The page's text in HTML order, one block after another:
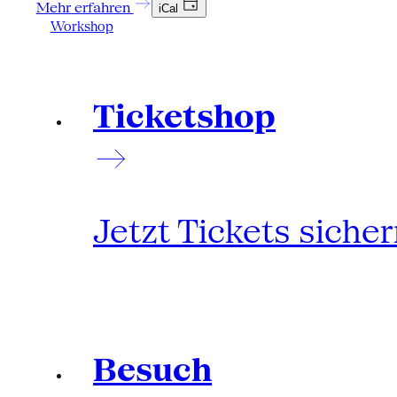
Mehr erfahren iCal
Workshop
Ticketshop
Jetzt Tickets
Besuch